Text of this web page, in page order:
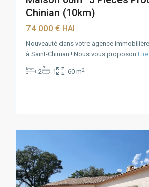
Chinian (10km)
74 000 € HAI
Nouveauté dans votre agence immobilière
à Saint-Chinian ! Nous vous proposon
2 1 60 m2